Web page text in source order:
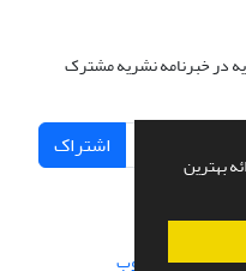
بهترین
در خبرنامه نشریه مشترک
اشتراک
سازی از سیناوب